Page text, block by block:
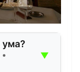
ума?
▼